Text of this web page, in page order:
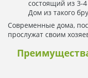
состоящий из 3-
Дом из такого
Современные дома,
прослужат своим